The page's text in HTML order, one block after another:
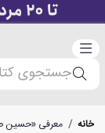
دسته‌بندی
جستجوی
خانه / معرفی «حسین